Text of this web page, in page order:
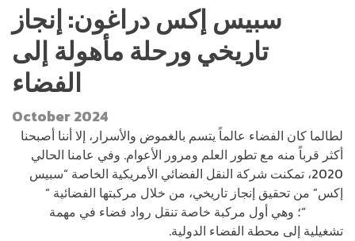
سبيس إكس دراغون: إنجاز
تاريخي ورحلة مأهولة إلى
الفضاء
October 2024
لطالما كان الفضاء عالماً يتسم بالغموض والأسرار، إلا أننا أصبحنا
أكثر قرباً منه مع تطور العلم ومرور الأعوام. وفي عامنا الحالي
2020، تمكنت شركة النقل الفضائي الأمريكية الخاصة “سبيس
إكس” من تحقيق إنجاز تاريخي، من خلال مركبتها الفضائية “
“؛ وهي أول مركبة خاصة تنقل رواد فضاء في مهمة
تشغيلية إلى محطة الفضاء الدولية.